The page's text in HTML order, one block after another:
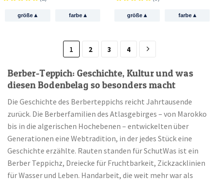
größe▴ farbe ▴ größe▴ farbe ▴
1 2 3 4
Berber-Teppich: Geschichte, Kultur und was
diesen Bodenbelag so besonders macht
Die Geschichte des Berberteppichs reicht Jahrtausende
zurück. Die Berberfamilien des Atlasgebirges – von Marokko
bis in die algerischen Hochebenen – entwickelten über
Generationen eine Webtradition, in der jedes Stück eine
Geschichte erzählte. Rauten standen für SchutWas ist ein
Berber Teppichz, Dreiecke für Fruchtbarkeit, Zickzacklinien
für Wasser und Leben. Handarbeit, die weit mehr war als